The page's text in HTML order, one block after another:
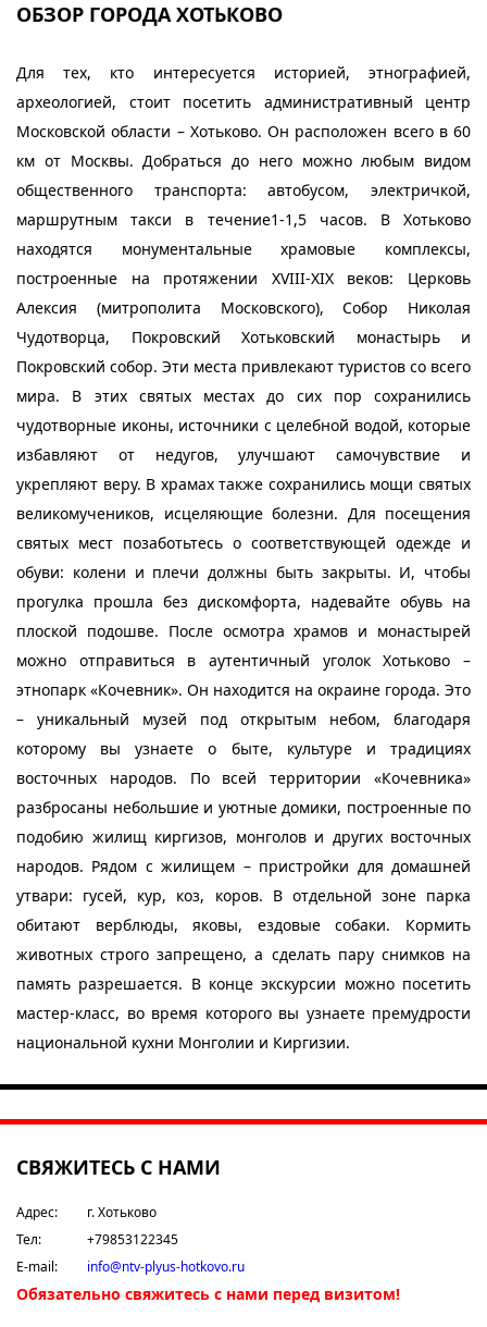
ОБЗОР ГОРОДА ХОТЬКОВО
Для тех, кто интересуется историей, этнографией,
археологией, стоит посетить административный центр
Московской области – Хотьково. Он расположен всего в 60
км от Москвы. Добраться до него можно любым видом
общественного транспорта: автобусом, электричкой,
маршрутным такси в течение1-1,5 часов. В Хотьково
находятся монументальные храмовые комплексы,
построенные на протяжении XVIII-XIX веков: Церковь
Алексия (митрополита Московского), Собор Николая
Чудотворца, Покровский Хотьковский монастырь и
Покровский собор. Эти места привлекают туристов со всего
мира. В этих святых местах до сих пор сохранились
чудотворные иконы, источники с целебной водой, которые
избавляют от недугов, улучшают самочувствие и
укрепляют веру. В храмах также сохранились мощи святых
великомучеников, исцеляющие болезни. Для посещения
святых мест позаботьтесь о соответствующей одежде и
обуви: колени и плечи должны быть закрыты. И, чтобы
прогулка прошла без дискомфорта, надевайте обувь на
плоской подошве. После осмотра храмов и монастырей
можно отправиться в аутентичный уголок Хотьково –
этнопарк «Кочевник». Он находится на окраине города. Это
– уникальный музей под открытым небом, благодаря
которому вы узнаете о быте, культуре и традициях
восточных народов. По всей территории «Кочевника»
разбросаны небольшие и уютные домики, построенные по
подобию жилищ киргизов, монголов и других восточных
народов. Рядом с жилищем – пристройки для домашней
утвари: гусей, кур, коз, коров. В отдельной зоне парка
обитают верблюды, яковы, ездовые собаки. Кормить
животных строго запрещено, а сделать пару снимков на
память разрешается. В конце экскурсии можно посетить
мастер-класс, во время которого вы узнаете премудрости
национальной кухни Монголии и Киргизии.
СВЯЖИТЕСЬ С НАМИ
Адрес:
г. Хотьково
Тел:
+79853122345
E-mail:
info@ntv-plyus-hotkovo.ru
Обязательно свяжитесь с нами перед визитом!